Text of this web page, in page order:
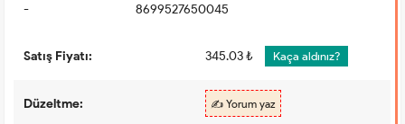
- 8699527650045
Satış Fiyatı: 345.03 ₺ Kaça aldınız?
Düzeltme: ✍️ Yorum yaz